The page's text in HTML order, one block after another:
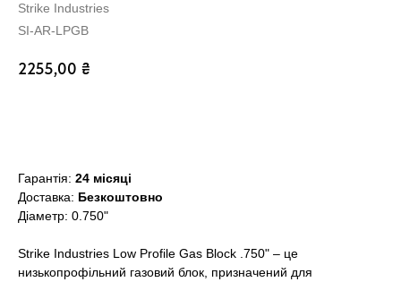
Strike Industries
SI-AR-LPGB
2255,00 ₴
Гарантія: 24 місяці
Доставка: Безкоштовно
Діаметр: 0.750"
Strike Industries Low Profile Gas Block .750" – це
низькопрофільний газовий блок, призначений для